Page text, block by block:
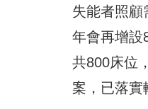
失能者照顧
年會再增設
共800床位
案，已落實